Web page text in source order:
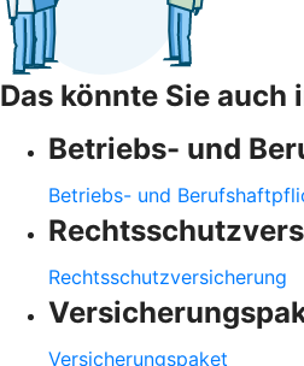
Das könnte Sie auch
Betriebs- und
Betriebs- und
Rechtsschutzversicherung
Versicherungspaket